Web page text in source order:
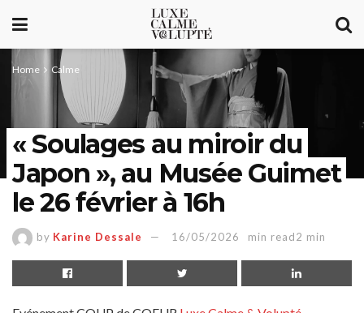
Home Calme
« Soulages au miroir du
Japon », au Musée Guimet
le 26 février à 16h
by Karine Dessale 16/05/2026 min read2 min